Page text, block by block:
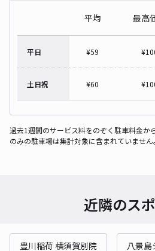
平均 最高
平日 ¥59 ¥
土日祝 ¥60 ¥
過去1週間のサービス料をのぞく駐車料金か
のみの駐車場は集計対象に含まれていません。
近隣のス
豊川稲荷 横須賀別院 八景島